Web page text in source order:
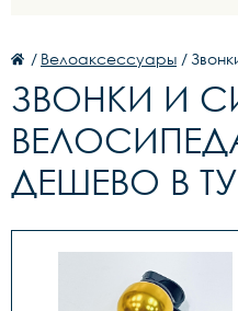
/ Велоаксессуары /
ЗВОНКИ И
ДЕШЕВО В